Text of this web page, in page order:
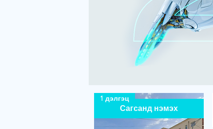
Сагсанд нэмэх
1 дэлгэц